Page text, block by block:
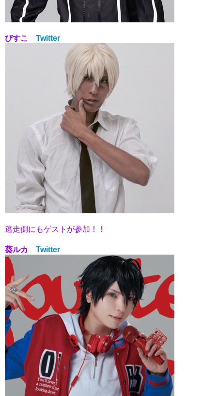
びすこ Twitter
逃走側にもゲストが参加！！
葵ルカ Twitter